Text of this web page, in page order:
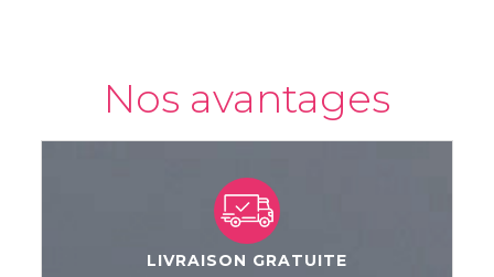
Nos avantages
LIVRAISON GRATUITE